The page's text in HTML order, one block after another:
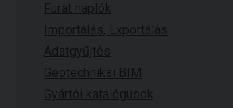
Furat naplók
Importálás, Exportálás
Adatgyűjtés
Geotechnikai BIM
Gyártói katalógusok